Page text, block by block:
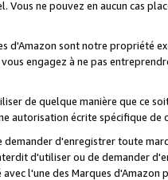
Vous ne pouvez en aucun cas
d'Amazon sont notre propriété
engagez à ne pas
de quelque manière que ce
autorisation écrite spécifique de
d'enregistrer toute
d'utiliser ou de demander
l'une des Marques